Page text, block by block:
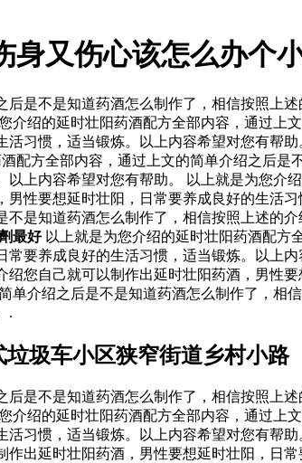
又伤心该怎么办个
是不是知道药酒怎么制作了，相信按照上
绍的延时壮阳药酒配方全部内容，通过上
习惯，适当锻炼。以上内容希望对您有帮助
配方全部内容，通过上文的简单介绍之后
上内容希望对您有帮助。 以上就是为您介
性要想延时壮阳，日常要养成良好的生活
是知道药酒怎么制作了，相信按照上述的
最好以上就是为您介绍的延时壮阳药酒配方
要养成良好的生活习惯，适当锻炼。以上
您自己就可以制作出延时壮阳药酒，男性
介绍之后是不是知道药酒怎么制作了，相
.
圾车小区狭窄街道乡村小路
是不是知道药酒怎么制作了，相信按照上
绍的延时壮阳药酒配方全部内容，通过上
习惯，适当锻炼。以上内容希望对您有帮
出延时壮阳药酒，男性要想延时壮阳，日